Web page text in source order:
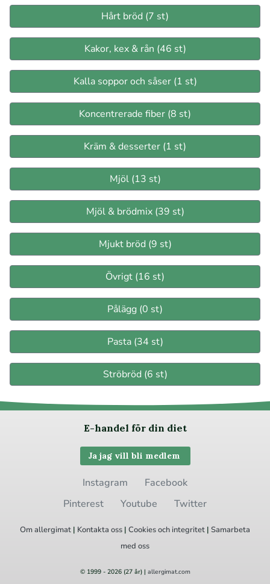
Hårt bröd (7 st)
Kakor, kex & rån (46 st)
Kalla soppor och såser (1 st)
Koncentrerade fiber (8 st)
Kräm & desserter (1 st)
Mjöl (13 st)
Mjöl & brödmix (39 st)
Mjukt bröd (9 st)
Övrigt (16 st)
Pålägg (0 st)
Pasta (34 st)
Ströbröd (6 st)
E-handel för din diet
Ja jag vill bli medlem
Instagram
Facebook
Pinterest
Youtube Twitter
Om allergimat | Kontakta oss | Cookiesoch integritet | Samarbeta
med oss
© 1999 - 2026 (27 år) | allergimat.com